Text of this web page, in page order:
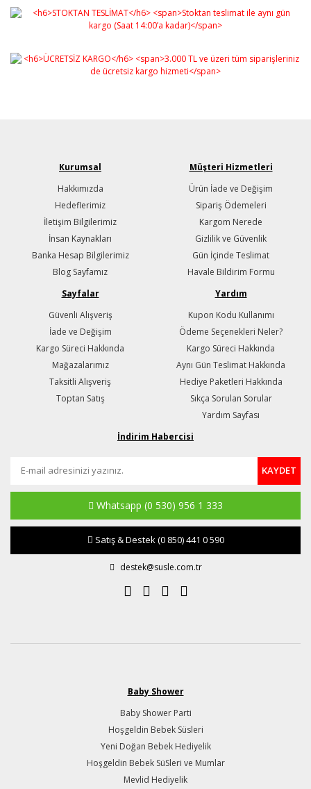
Kurumsal
Hakkımızda
Hedeflerimiz
İletişim Bilgilerimiz
İnsan Kaynakları
Banka Hesap Bilgilerimiz
Blog Sayfamız
Müşteri Hizmetleri
Ürün İade ve Değişim
Sipariş Ödemeleri
Kargom Nerede
Gizlilik ve Güvenlik
Gün İçinde Teslimat
Havale Bildirim Formu
Sayfalar
Güvenli Alışveriş
İade ve Değişim
Kargo Süreci Hakkında
Mağazalarımız
Taksitli Alışveriş
Toptan Satış
Yardım
Kupon Kodu Kullanımı
Ödeme Seçenekleri Neler?
Kargo Süreci Hakkında
Aynı Gün Teslimat Hakkında
Hediye Paketleri Hakkında
Sıkça Sorulan Sorular
Yardım Sayfası
İndirim Habercisi
KAYDET
Whatsapp (0 530) 956 1 333
Satış & Destek(0 850) 441 0 590
destek@susle.com.tr
Baby Shower
Baby Shower Parti
Hoşgeldin Bebek Süsleri
Yeni Doğan Bebek Hediyelik
Hoşgeldin Bebek SüSleri ve Mumlar
Mevlid Hediyelik